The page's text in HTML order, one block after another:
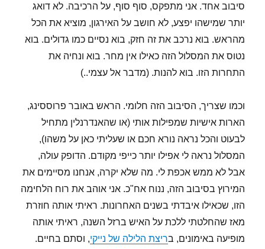
סיבוב אחד. אני מתפקס, סוף סוף, על הרכיבה. לא דואג
יותר שמישהו יפצע, לא חושב על האירגון, מוציא את הכל
מהראש. בוא נרכב את זה חזק, בוא נסיים כמו גדולים. בוא
נטוס את המסלול הזה כאילו אין מחר. בוא ונחיה את
התחרות הזו. בוא להנות. (מדבר אל עצמי..)
וכמו שצריך, הסיבוב הזה חלומי. הראש באובר פרוססינג,
הארות אישיות שמפילות אותי (או שהאנדרנלין מתחיל
לבעוט והכל נראה נורא חכם או שעליתי כאן על משהו),
המסלול נראה לי אפילו יותר כייפי מקודם. הדופק עולה,
אבל לא ממש אכפת לי. מה שלא יקרה, אנחנו מסיימים את
המירוץ בסיבוב הזה, ננוח אח"כ. אני אוהב את רוח הלחימה
הזו, שכאילו איבדתי בשנים האחרונות. ראיתי אותה חוזרת
מאז שהחלטתי ללכת על האיש ברזל השנה, ראיתי אותה
מופיעה באימונים, בריצת הלילה של נייקי, וסתם בחיים.